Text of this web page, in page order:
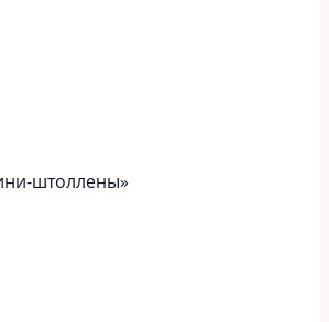
штоллены»